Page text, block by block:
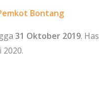
Bontang
31 Oktober 2019.